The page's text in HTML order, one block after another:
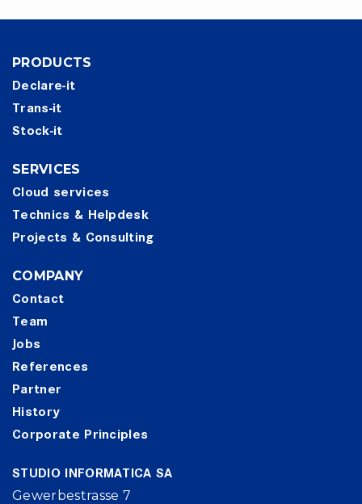
PRODUCTS
Declare-it
Trans-it
Stock-it
SERVICES
Cloud services
Technics & Helpdesk
Projects & Consulting
COMPANY
Contact
Team
Jobs
References
Partner
History
Corporate Principles
STUDIO INFORMATICA SA
Gewerbestrasse 7